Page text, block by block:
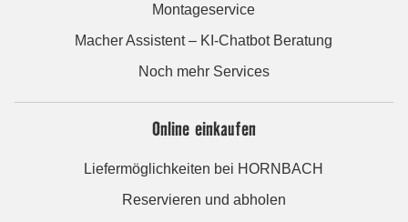
Montageservice
Macher Assistent – KI-Chatbot Beratung
Noch mehr Services
Online einkaufen
Liefermöglichkeiten bei HORNBACH
Reservieren und abholen